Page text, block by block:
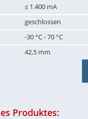
≤ 1.400 mA
geschlossen
-30 °C - 70 °C
42,5 mm
Produktes: